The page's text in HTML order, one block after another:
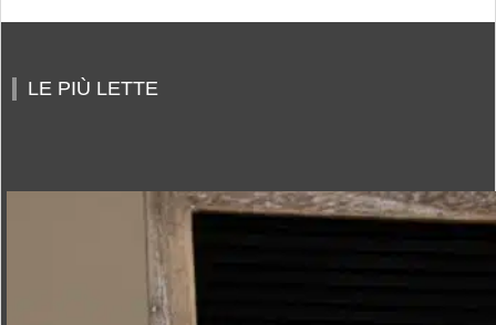
LE PIÙ LETTE